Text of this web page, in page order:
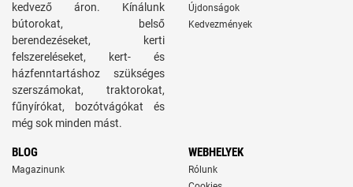
kedvező áron. Kínálunk
bútorokat, belső
berendezéseket, kerti
felszereléseket, kert- és
házfenntartáshoz szükséges
szerszámokat, traktorokat,
fűnyírókat, bozótvágókat és
még sok minden mást.
Újdonságok
Kedvezmények
BLOG
Magazinunk
WEBHELYEK
Rólunk